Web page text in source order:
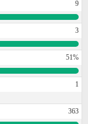
9
3
51%
1
363